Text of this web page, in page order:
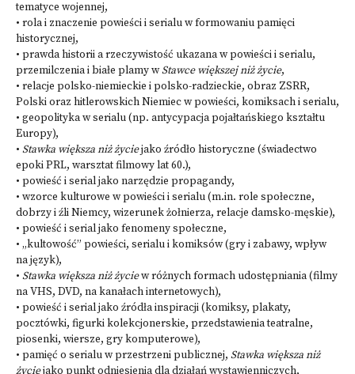
tematyce wojennej,
• rola i znaczenie powieści i serialu w formowaniu pamięci
historycznej,
• prawda historii a rzeczywistość ukazana w powieści i serialu,
przemilczenia i białe plamy wStawce większej niż życie,
• relacje polsko-niemieckie i polsko-radzieckie, obraz ZSRR,
Polski oraz hitlerowskich Niemiec w powieści, komiksach i serialu,
• geopolityka w serialu (np. antycypacja pojałtańskiego kształtu
Europy),
• Stawka większa niż życiejako źródło historyczne (świadectwo
epoki PRL, warsztat filmowy lat 60.),
• powieść i serial jako narzędzie propagandy,
• wzorce kulturowe w powieści i serialu (m.in. role społeczne,
dobrzy i źli Niemcy, wizerunek żołnierza, relacje damsko-męskie),
• powieść i serial jako fenomeny społeczne,
• „kultowość” powieści, serialu i komiksów (gry i zabawy, wpływ
na język),
• Stawka większa niż życiew różnych formach udostępniania (filmy
na VHS, DVD, na kanałach internetowych),
• powieść i serial jako źródła inspiracji (komiksy, plakaty,
pocztówki, figurki kolekcjonerskie, przedstawienia teatralne,
piosenki, wiersze, gry komputerowe),
• pamięć o serialu w przestrzeni publicznej, Stawka większa niż
życiejako punkt odniesienia dla działań wystawienniczych,